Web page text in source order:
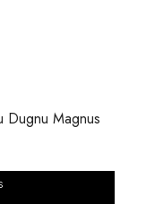
Dugnu Magnus